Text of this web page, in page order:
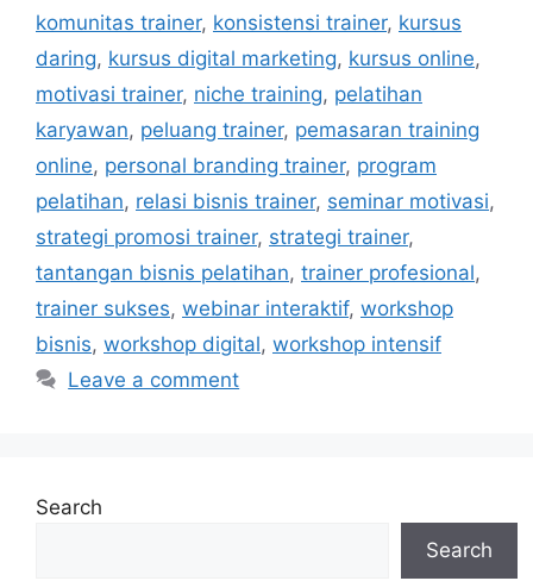
komunitas trainer, konsistensi trainer, kursus
daring, kursus digital marketing, kursus online,
motivasi trainer, niche training, pelatihan
karyawan, peluang trainer, pemasaran training
online, personal branding trainer, program
pelatihan, relasi bisnis trainer, seminar motivasi,
strategi promosi trainer, strategi trainer,
tantangan bisnis pelatihan, trainer profesional,
trainer sukses, webinar interaktif, workshop
bisnis, workshop digital, workshop intensif
Leave a comment
Search
Search